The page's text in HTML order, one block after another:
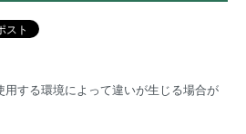
する環境によって違いが生じる場合が